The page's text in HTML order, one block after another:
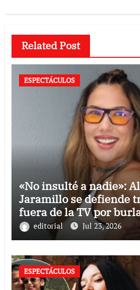
Related Post
ESPECTÁCULOS
«No insulté a nadie»:
Jaramillo se defiende
fuera de la TV por
Selección Mexicana
editorial Jul 23, 2026
ESPECTÁCULOS